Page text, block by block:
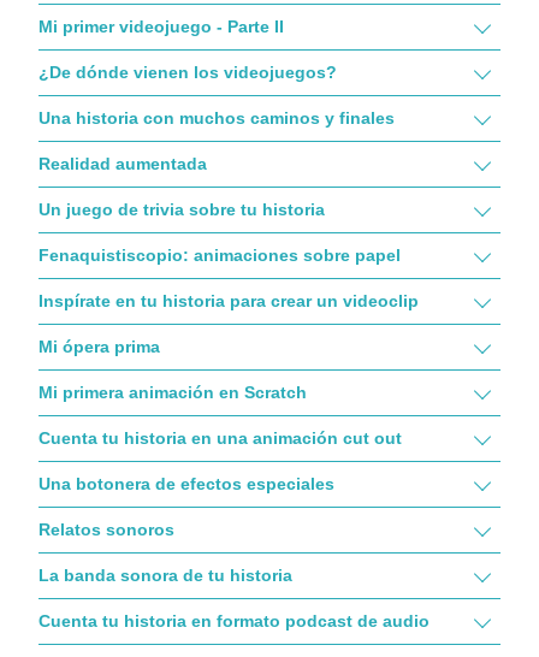
Mi primer videojuego - Parte II
¿De dónde vienen los videojuegos?
Una historia con muchos caminos y finales
Realidad aumentada
Un juego de trivia sobre tu historia
Fenaquistiscopio: animaciones sobre papel
Inspírate en tu historia para crear un videoclip
Mi ópera prima
Mi primera animación en Scratch
Cuenta tu historia en una animación cut out
Una botonera de efectos especiales
Relatos sonoros
La banda sonora de tu historia
Cuenta tu historia en formato podcast de audio